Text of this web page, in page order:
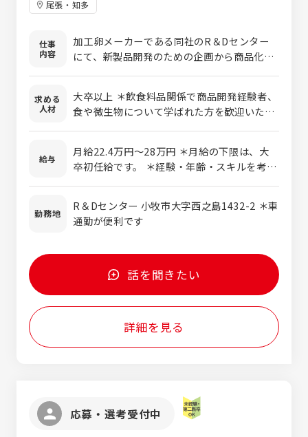
尾張・知多
仕事
内容
加工卵メーカーである同社のR＆Dセンター
にて、新製品開発のための企画から商品化ま
へのプレゼン業務もございます。 ■加工卵の
種類：液卵、卵黄、卵白、ゆで卵、半熟卵な
ど 卵黄という商品を一つとっても、成分や色
味等、顧客からご要望を頂きます。 ご要望に
沿うために、養鶏場にお伺いし、餌から変え
が広いです。 自身の開発したものが店頭に並
んでいるのを見たときや、ヒット商品の原材
を感じることができます。 ■販売先：コンビ
ニ（セブンイレブン、ローソン、ファミリーマ
ートなど）、大手パンメーカー（敷島パン、ヤ
マザキなど）、製菓メーカー（明治、ロッテな
三州食品株式会社での採用となります。
求める
人材
大卒以上 ＊飲食料品関係で商品開発経験者、
食や微生物について学ばれた方を歓迎いたし
給与
月給22.4万円～28万円 ＊月給の下限は、大
卒初任給です。 ＊経験・年齢・スキルを考慮
勤務地
R＆Dセンター 小牧市大字西之島1432-2 ＊車
通勤が便利です
話を聞きたい
詳細を見る
応募・選考受付中